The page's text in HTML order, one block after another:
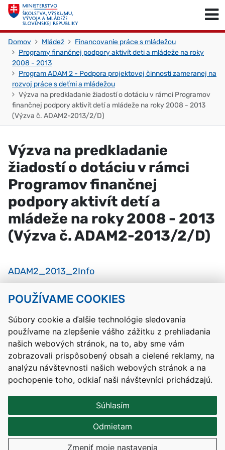
POUŽÍVAME COOKIES
Súbory cookie a ďalšie technológie sledovania
používame na zlepšenie vášho zážitku z prehliadania
našich webových stránok, na to, aby sme vám
zobrazovali prispôsobený obsah a cielené reklamy, na
analýzu návštevnosti našich webových stránok a na
pochopenie toho, odkiaľ naši návštevníci prichádzajú.
Súhlasím
Odmietam
Zmeniť moje nastavenia
Skočiť na obsah
Domov Mládež
Financovanie práce s mládežou
Programy finančnej podpory aktivít deti a mládeže na roky
2008 - 2013
Program ADAM 2 - Podpora projektovej činnosti zameranej na
rozvoj práce s deťmi a mládežou
Výzva na predkladanie žiadostí o dotáciu v rámci Programov
finančnej podpory aktivít detí a mládeže na roky 2008 - 2013
(Výzva č. ADAM2-2013/2/D)
Výzva na predkladanie
žiadostí o dotáciu v rámci
Programov finančnej
podpory aktivít detí a
mládeže na roky 2008 - 2013
(Výzva č. ADAM2-2013/2/D)
ADAM2_2013_2Info
Skočiť na začiatok stránky
Kontakty Mapa stránky RSS
Vyhlásenie o prístupnosti
Nastavenia cookies
Prevádzkovateľom služby je Ministerstvo školstva, výskumu,
vývoja a mládeže Slovenskej republiky.